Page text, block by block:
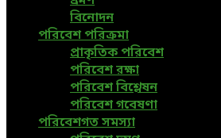
বিনোদন
পরিবেশ পরিক্রমা
প্রাকৃতিক পরিবেশ
পরিবেশ রক্ষা
পরিবেশ বিশ্লেষন
পরিবেশ গবেষণা
পরিবেশগত সমস্যা